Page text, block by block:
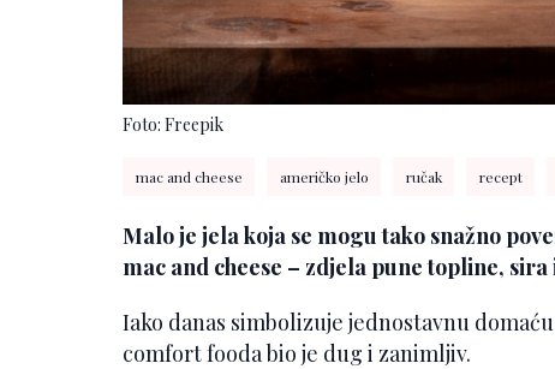
Foto: Freepik
mac and cheese američko jelo ručak recept
Malo je jela koja se mogu tako snažno
mac and cheese – zdjela pune topline,
Iako danas simbolizuje jednostavnu
comfort fooda bio je dug i zanimljiv.